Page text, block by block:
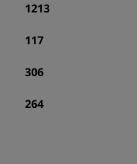
1213
117
306
264